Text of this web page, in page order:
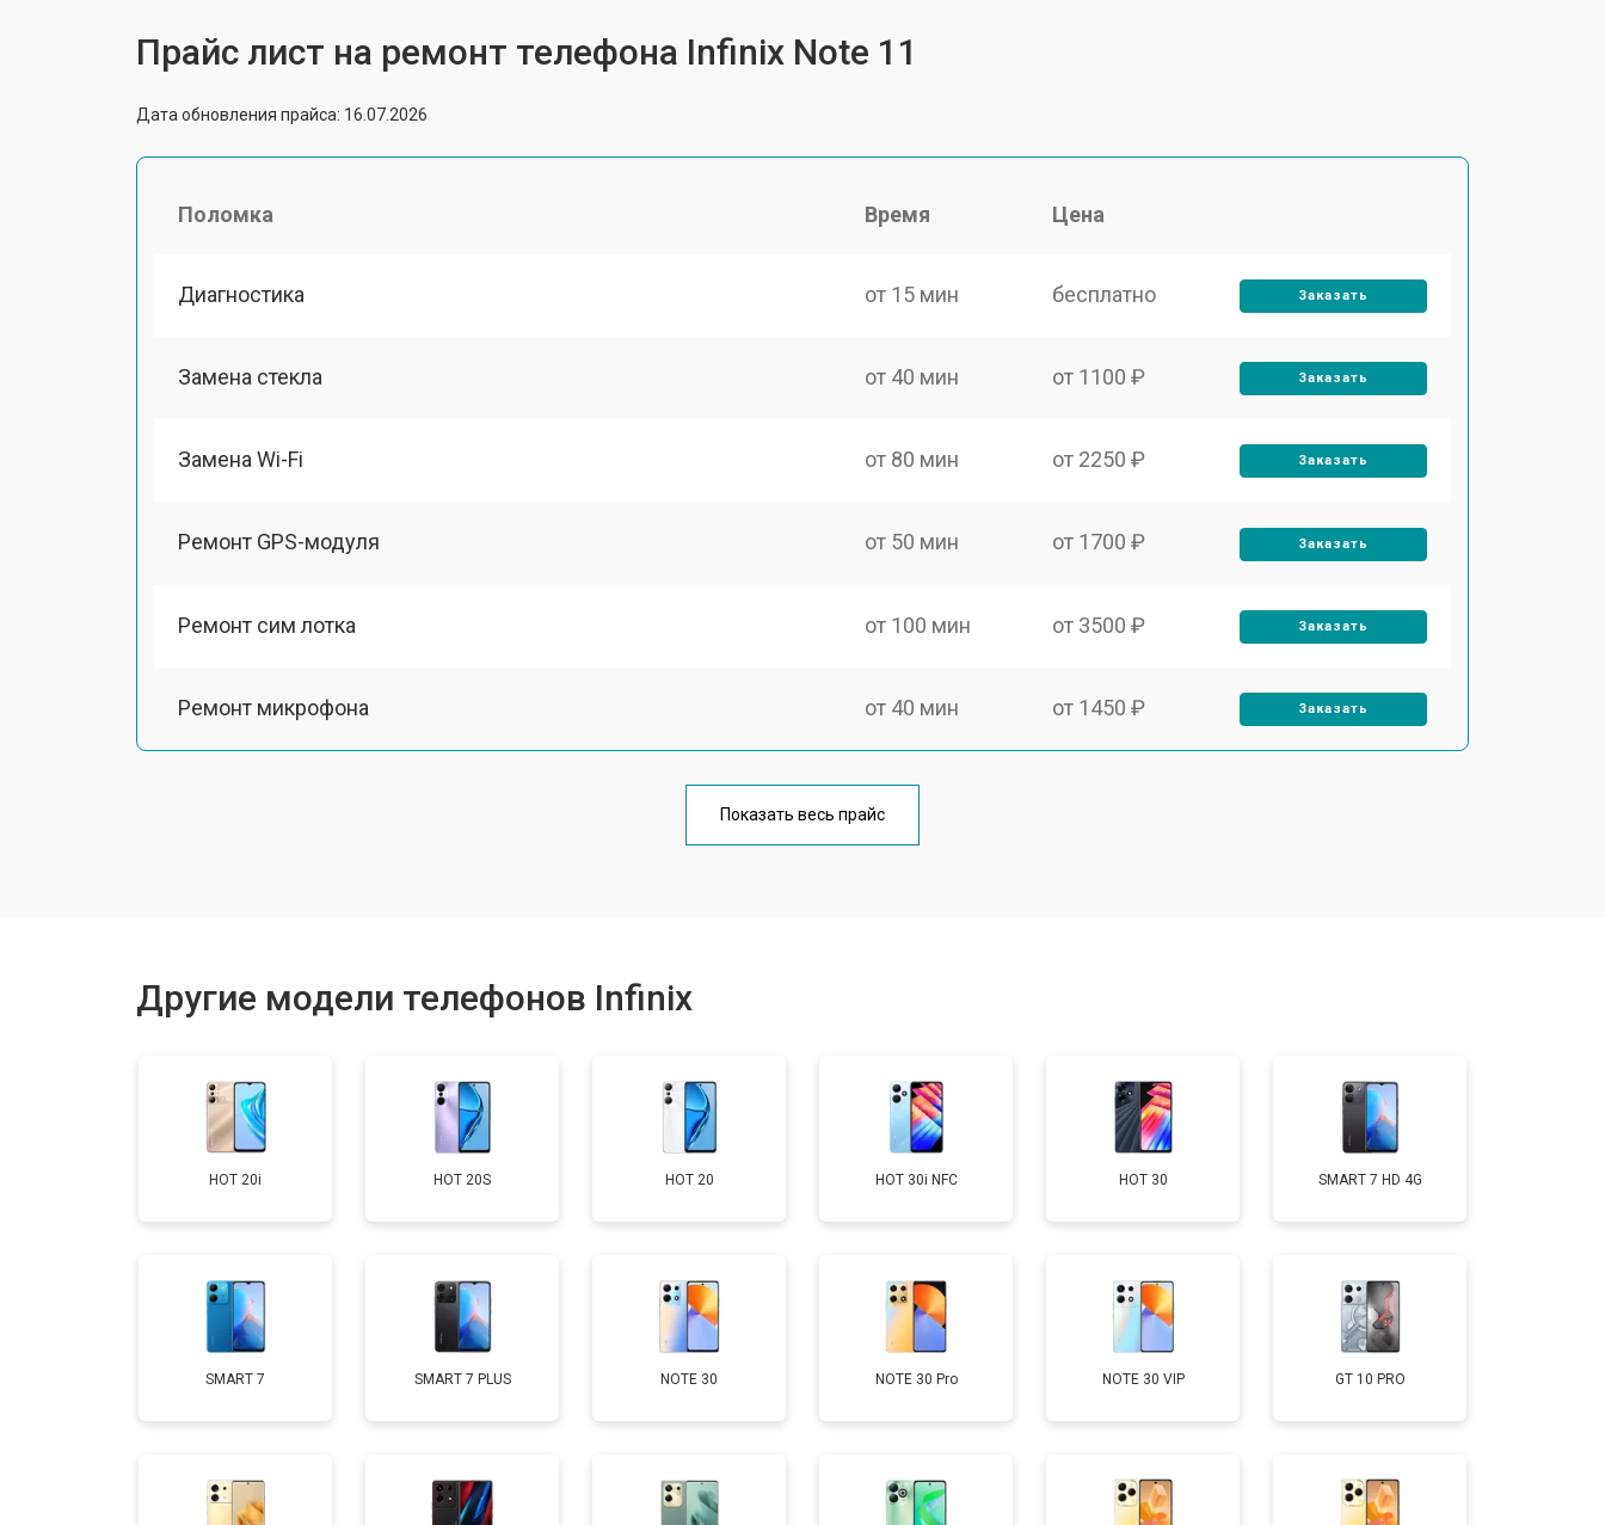
Прайс лист на ремонт телефона Infinix Note 11
Дата обновления прайса: 16.07.2026
Поломка Время Цена
Диагностика от 15 мин бесплатно Заказать
Замена стекла от 40 мин от 1100 ₽ Заказать
Замена Wi-Fi от 80 мин от 2250 ₽ Заказать
Ремонт GPS-модуля от 50 мин от 1700 ₽ Заказать
Ремонт сим лотка от 100 мин от 3500 ₽ Заказать
Ремонт микрофона от 40 мин от 1450 ₽ Заказать
от 70 мин
Замена задней крышки от 60 мин от 1400 ₽
Замена аккумулятора от 60 мин от 950 ₽ Заказать
Замена кнопки включения от 50 мин от 1750 ₽ Заказать
Показать весь прайс
Другие модели телефонов Infinix
HOT 20i HOT 20S HOT 20 HOT 30i NFC HOT 30 SMART 7 HD 4G
SMART 7 SMART 7 PLUS NOTE 30 NOTE 30 Pro NOTE 30 VIP GT 10 PRO